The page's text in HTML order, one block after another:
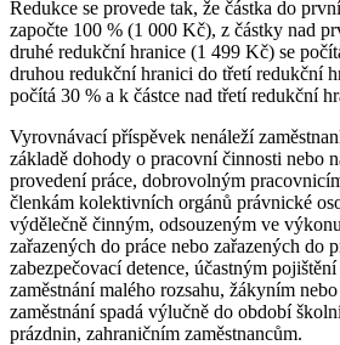
Redukce se provede tak, že částka do
započte 100 % (1 000 Kč), z částky nad
druhé redukční hranice (1 499 Kč) se
druhou redukční hranici do třetí redukční
počítá 30 % a k částce nad třetí redukční
Vyrovnávací příspěvek nenáleží
základě dohody o pracovní činnosti nebo
provedení práce, dobrovolným
členkám kolektivních orgánů právnické
výdělečně činným, odsouzeným ve
zařazených do práce nebo zařazených do
zabezpečovací detence, účastným
zaměstnání malého rozsahu, žákyním
zaměstnání spadá výlučně do období
prázdnin, zahraničním zaměstnancům.